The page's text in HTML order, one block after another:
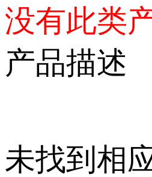
没有此类
产品描述
未找到相